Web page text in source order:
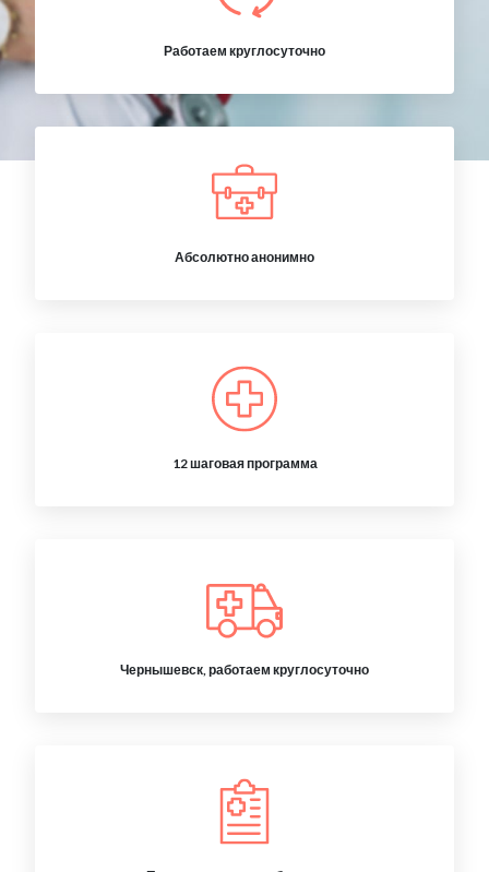
Работаем круглосуточно
Абсолютно анонимно
12 шаговая программа
Чернышевск, работаем круглосуточно